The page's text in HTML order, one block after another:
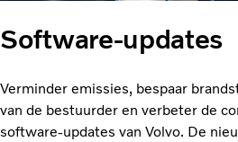
Software-updates
Verminder emissies, bespaar
van de bestuurder en verbeter de
software-updates van Volvo. De